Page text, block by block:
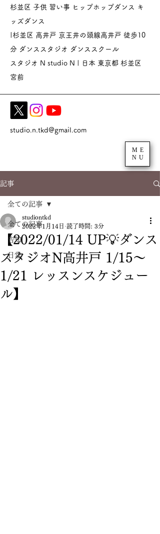
杉並区 子供 習い事 ヒップホップダンス キ
ッズダンス
|杉並区 高井戸 京王井の頭線高井戸 徒歩10
分 ダンススタジオ ダンススクール
スタジオ N studio N | 日本 東京都 杉並区
宮前
studio.n.tkd@gmail.com
ME
NU
記事
全ての記事
告知
日常
全ての記事
【2022/01/14 UP💡ダンス
スタジオN高井戸 1/15〜
1/21 レッスンスケジュー
ル】
studiontkd
2022年1月14日 読了時間: 3分